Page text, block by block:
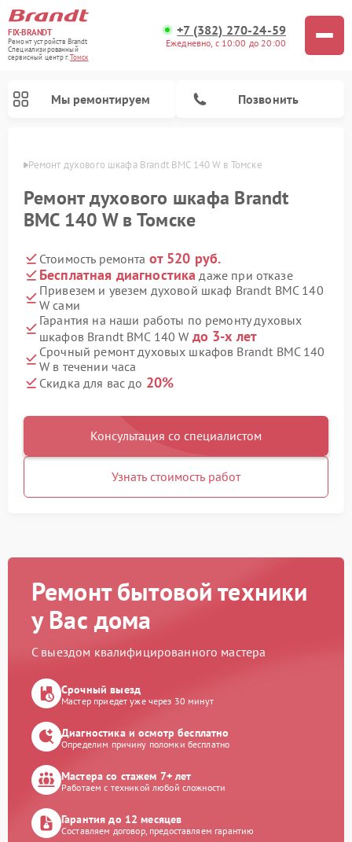
FIX-BRANDT
Ремонт устройств Brandt
Специализированный
cервисный центр г.Томск
+7 (382) 270-24-59
Ежедневно, с 10:00 до 20:00
Мы ремонтируем Позвонить
Ремонт духового шкафа Brandt BMC 140 W в Томске
Ремонт духового шкафа Brandt
BMC 140 W в Томске
Стоимость ремонта от 520 руб.
Бесплатная диагностика даже при отказе
Привезем и увезем духовой шкаф Brandt BMC 140
W сами
Гарантия на наши работы по ремонту духовых
шкафов Brandt BMC 140 W до 3-х лет
Срочный ремонт духовых шкафов Brandt BMC 140
W в течении часа
Скидка для вас до 20%
Консультация со специалистом
Узнать стоимость работ
Ремонт бытовой техники
у Вас дома
С выездом квалифицированного мастера
Срочный выезд
Мастер приедет уже через 30 минут
Диагностика и осмотр бесплатно
Определим причину поломки бесплатно
Мастера со стажем 7+ лет
Работаем с техникой любой сложности
Гарантия до 12 месяцев
Составляем договор, предоставляем гарантию